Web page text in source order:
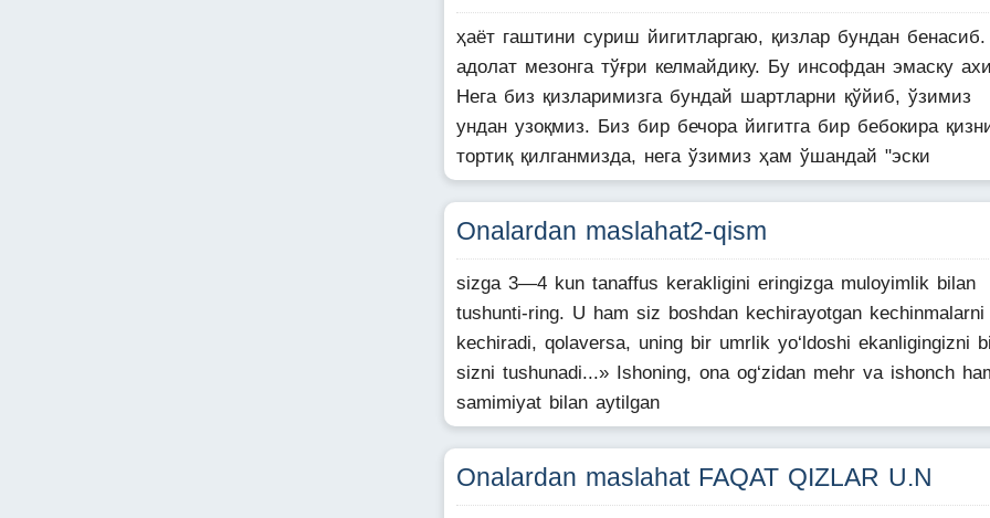
ҳаёт гаштини суриш йигитларгаю, қизлар бундан
адолат мезонга тўғри келмайдику. Бу инсофдан эмаску
Нега биз қизларимизга бундай шартларни қўйиб, ўзимиз
ундан узоқмиз. Биз бир бечора йигитга бир бебокира
тортиқ қилганмизда, нега ўзимиз ҳам ўшандай "эски
Onalardan maslahat2-qism
sizga 3—4 kun tanaffus kerakligini eringizga muloyimlik bilan
tushunti-ring. U ham siz boshdan kechirayotgan kechinmalarni
kechiradi, qolaversa, uning bir umrlik yo‘ldoshi ekanligingizni
sizni tushunadi...» Ishoning, ona og‘zidan mehr va ishonch
samimiyat bilan aytilgan
Onalardan maslahat FAQAT QIZLAR U.N